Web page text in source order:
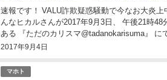
2017年9月4日
速報です！ VALU詐欺疑惑騒動で今なお大炎上中の ネクステ所属ユーチューバーヒカルさん。 そ
んなヒカルさんが2017年9月3日、 午後21時
ある 『ただのカリスマ@tadanokarisuma』 に
た声明...
マホト